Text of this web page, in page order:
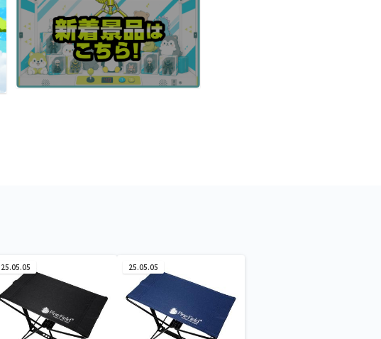
25.05.05 25.05.05